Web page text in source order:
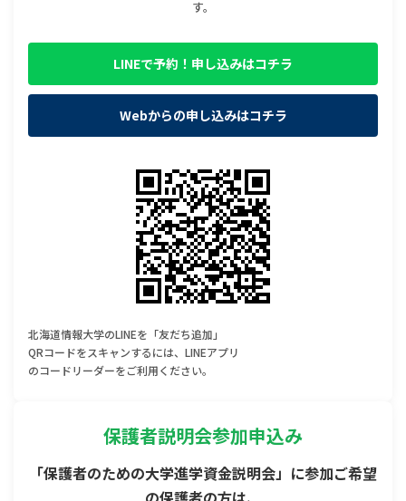
す。
LINEで予約！申し込みはコチラ
Webからの申し込みはコチラ
北海道情報大学のLINEを「友だち追加」
QRコードをスキャンするには、LINEアプリ
のコードリーダーをご利用ください。
保護者説明会参加申込み
「保護者のための大学進学資金説明会」に参加ご希望